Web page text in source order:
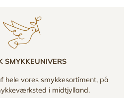
SMYKKEUNIVERS
hele vores smykkesortiment, på
i midtjylland.